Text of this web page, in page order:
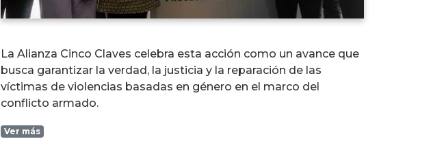
La Alianza Cinco Claves celebra esta acción como un avance que
busca garantizar la verdad, la justicia y la reparación de las
víctimas de violencias basadas en género en el marco del
conflicto armado.
Ver más